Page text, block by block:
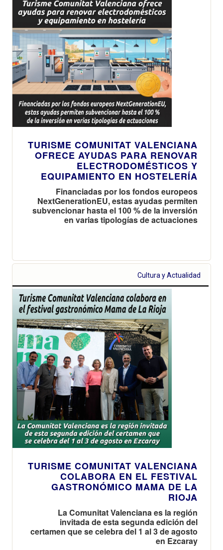
TURISME COMUNITAT VALENCIANA
OFRECE AYUDAS PARA RENOVAR
ELECTRODOMÉSTICOS Y
EQUIPAMIENTO EN HOSTELERÍA
Financiadas por los fondos europeos
NextGenerationEU, estas ayudas permiten
subvencionar hasta el 100 % de la inversión
en varias tipologías de actuaciones
Cultura y Actualidad
TURISME COMUNITAT VALENCIANA
COLABORA EN EL FESTIVAL
GASTRONÓMICO MAMA DE LA
RIOJA
La Comunitat Valenciana es la región
invitada de esta segunda edición del
certamen que se celebra del 1 al 3 de agosto
en Ezcaray